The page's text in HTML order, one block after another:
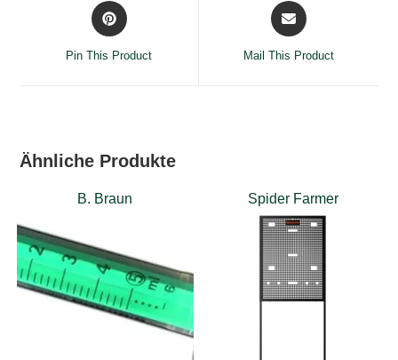
Opens
in
Pin This Product
Opens
in
Mail This Product
Ähnliche Produkte
B. Braun Spider Farmer